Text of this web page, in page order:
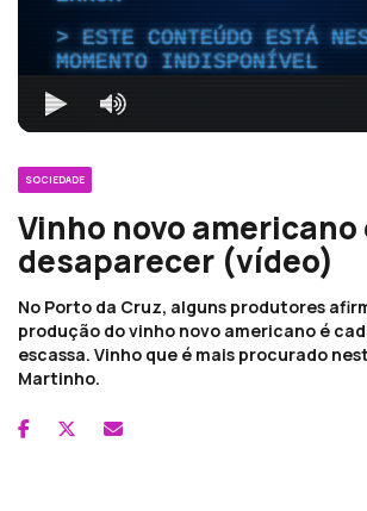
ESTE CONTEÚDO ESTÁ
MOMENTO INDISPONÍVEL
SOCIEDADE
Vinho novo americano
desaparecer (vídeo)
No Porto da Cruz, alguns produtores
produção do vinho novo americano é
escassa. Vinho que é mais procurado
Martinho.